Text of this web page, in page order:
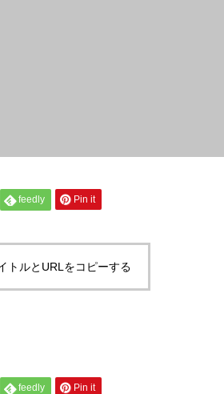
feedly Pin it
トルとURLをコピーする
feedly Pin it